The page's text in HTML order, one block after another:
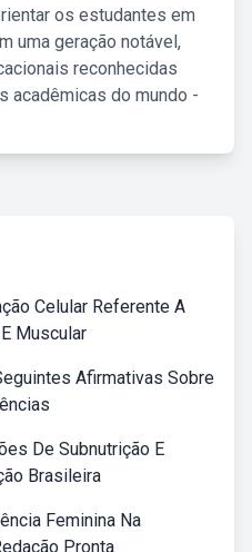
os estudantes em
uma geração notável,
reconhecidas
acadêmicas do mundo -
Celular Referente A
Muscular
Afirmativas Sobre
De Subnutrição E
Brasileira
Feminina Na
Pronta